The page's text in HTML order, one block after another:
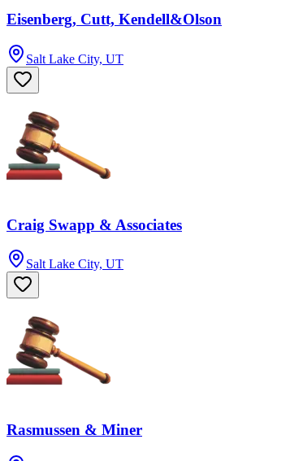
Eisenberg, Cutt, Kendell&Olson
Salt Lake City, UT
Craig Swapp & Associates
Salt Lake City, UT
Rasmussen & Miner